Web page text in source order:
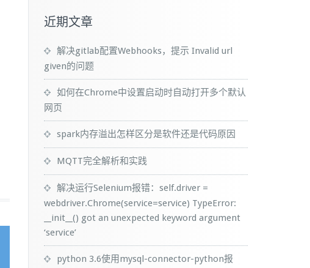
近期文章
解决gitlab配置Webhooks，提示 Invalid url
given的问题
如何在Chrome中设置启动时自动打开多个默认
网页
spark内存溢出怎样区分是软件还是代码原因
MQTT完全解析和实践
解决运行Selenium报错：self.driver =
webdriver.Chrome(service=service) TypeError:
__init__() got an unexpected keyword argument
‘service’
python 3.6使用mysql-connector-python报